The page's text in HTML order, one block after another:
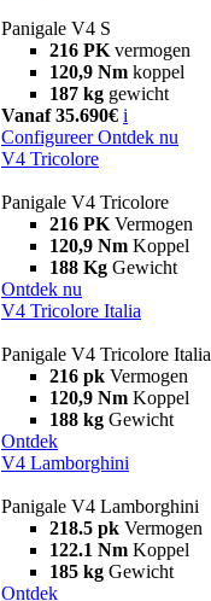
Panigale V4 S
216 PK vermogen
120,9 Nm koppel
187 kg gewicht
Vanaf 35.690€ i
Configureer Ontdek nu
V4 Tricolore
Panigale V4 Tricolore
216 PK Vermogen
120,9 Nm Koppel
188 Kg Gewicht
Ontdek nu
V4 Tricolore Italia
Panigale V4 Tricolore Italia
216 pk Vermogen
120,9 Nm Koppel
188 kg Gewicht
Ontdek
V4 Lamborghini
Panigale V4 Lamborghini
218.5 pk Vermogen
122.1 Nm Koppel
185 kg Gewicht
Ontdek